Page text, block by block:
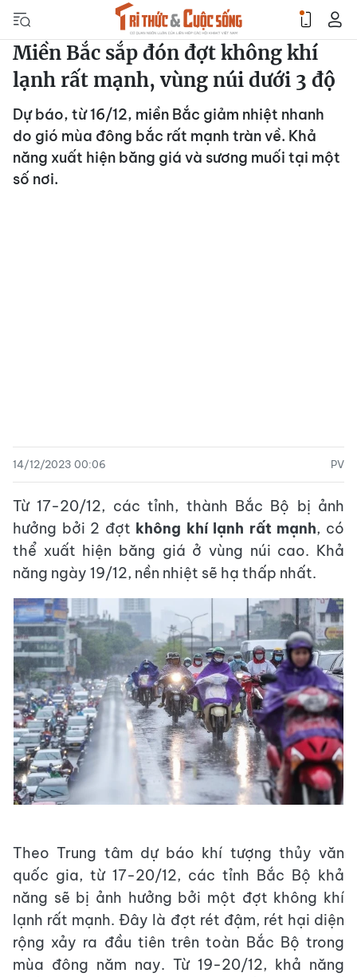
Miền Bắc sắp đón đợt không khí
lạnh rất mạnh, vùng núi dưới 3 độ
Dự báo, từ 16/12, miền Bắc giảm nhiệt nhanh
do gió mùa đông bắc rất mạnh tràn về. Khả
năng xuất hiện băng giá và sương muối tại một
số nơi.
14/12/2023 00:06 PV
Từ 17-20/12, các tỉnh, thành Bắc Bộ bị ảnh
hưởng bởi 2 đợt không khí lạnh rất mạnh, có
thể xuất hiện băng giá ở vùng núi cao. Khả
năng ngày 19/12, nền nhiệt sẽ hạ thấp nhất.
Theo Trung tâm dự báo khí tượng thủy văn
quốc gia, từ 17-20/12, các tỉnh Bắc Bộ khả
năng sẽ bị ảnh hưởng bởi một đợt không khí
lạnh rất mạnh. Đây là đợt rét đậm, rét hại diện
rộng xảy ra đầu tiên trên toàn Bắc Bộ trong
mùa đông năm nay. Từ 19-20/12, khả năng